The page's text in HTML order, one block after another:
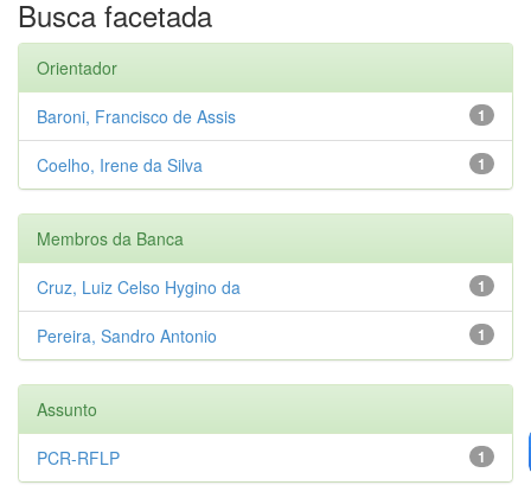
Busca facetada
Orientador
1
Baroni, Francisco de Assis
1
Coelho, Irene da Silva
Membros da Banca
1
Cruz, Luiz Celso Hygino da
1
Pereira, Sandro Antonio
Assunto
1
PCR-RFLP